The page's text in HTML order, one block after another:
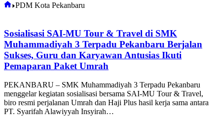
Home
PDM Kota Pekanbaru
Sosialisasi SAI-MU Tour & Travel di SMK
Muhammadiyah 3 Terpadu Pekanbaru Berjalan
Sukses, Guru dan Karyawan Antusias Ikuti
Pemaparan Paket Umrah
PEKANBARU – SMK Muhammadiyah 3 Terpadu Pekanbaru
menggelar kegiatan sosialisasi bersama SAI-MU Tour & Travel,
biro resmi perjalanan Umrah dan Haji Plus hasil kerja sama antara
PT. Syarifah Alawiyyah Insyirah…